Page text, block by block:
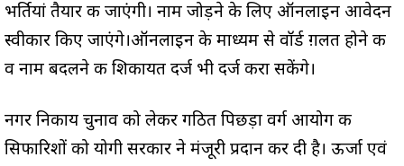
भर्तियां तैयार की जाएंगी। नाम जोड़ने के लिए ऑनलाइन आवेदन
स्वीकार किए जाएंगे।ऑनलाइन के माध्यम से वॉर्ड ग़लत होने की
व नाम बदलने की शिकायत दर्ज भी दर्ज करा सकेंगे।
नगर निकाय चुनाव को लेकर गठित पिछड़ा वर्ग आयोग की
सिफारिशों को योगी सरकार ने मंजूरी प्रदान कर दी है। ऊर्जा एवं